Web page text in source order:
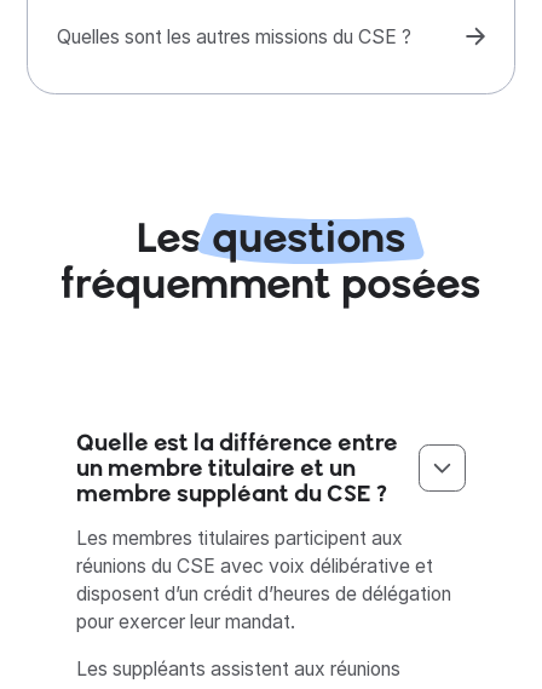
Quelles sont les autres missions du CSE ?
Lesquestions
fréquemment posées
Quelle est la différence entre
un membre titulaire et un
membre suppléant du CSE ?
Les membres titulaires participent aux
réunions du CSE avec voix délibérative et
disposent d’un crédit d’heures de délégation
pour exercer leur mandat.
Les suppléants assistent aux réunions